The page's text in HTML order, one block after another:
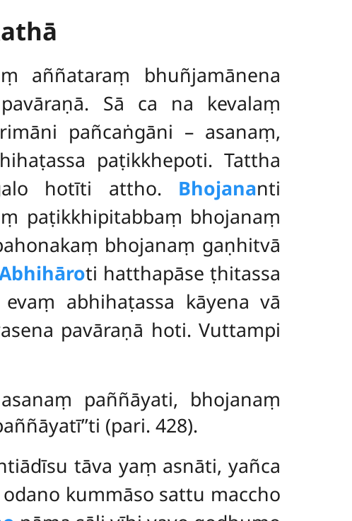
aññataraṃ bhuñjamānena
Sā ca na kevalaṃ
pañcaṅgāni – asanaṃ,
paṭikkhepoti. Tattha
hotīti attho. Bhojananti
paṭikkhipitabbaṃ bhojanaṃ
bhojanaṃ gaṇhitvā
ti hatthapāse ṭhitassa
abhihaṭassa kāyena vā
pavāraṇā hoti. Vuttampi
paññāyati, bhojanaṃ
(pari. 428).
tāva yaṃ asnāti, yañca
kummāso sattu maccho